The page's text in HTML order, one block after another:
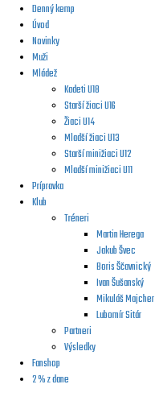
Denný kemp
Úvod
Novinky
Muži
Mládež
Kadeti U18
Starší žiaci U16
Žiaci U14
Mladší žiaci U13
Starší minižiaci U12
Mladší minižiaci U11
Prípravka
Klub
Tréneri
Martin Herega
Jakub Švec
Boris Ščavnický
Ivan Šušanský
Mikuláš Majcher
Lubomír Sitár
Partneri
Výsledky
Fanshop
2 % z dane